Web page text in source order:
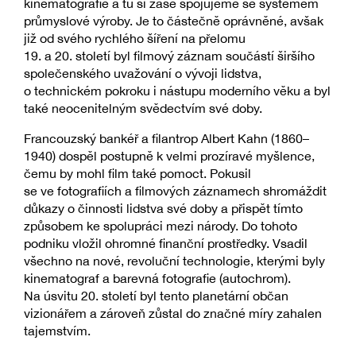
kinematografie a tu si zase spojujeme se systémem
průmyslové výroby. Je to částečně oprávněné, avšak
již od svého rychlého šíření na přelomu
19. a 20. století byl filmový záznam součástí širšího
společenského uvažování o vývoji lidstva,
o technickém pokroku i nástupu moderního věku a byl
také neocenitelným svědectvím své doby.
Francouzský bankéř a filantrop Albert Kahn (1860–
1940) dospěl postupně k velmi prozíravé myšlence,
čemu by mohl film také pomoct. Pokusil
se ve fotografiích a filmových záznamech shromáždit
důkazy o činnosti lidstva své doby a přispět tímto
způsobem ke spolupráci mezi národy. Do tohoto
podniku vložil ohromné finanční prostředky. Vsadil
všechno na nové, revoluční technologie, kterými byly
kinematograf a barevná fotografie (autochrom).
Na úsvitu 20. století byl tento planetární občan
vizionářem a zároveň zůstal do značné míry zahalen
tajemstvím.